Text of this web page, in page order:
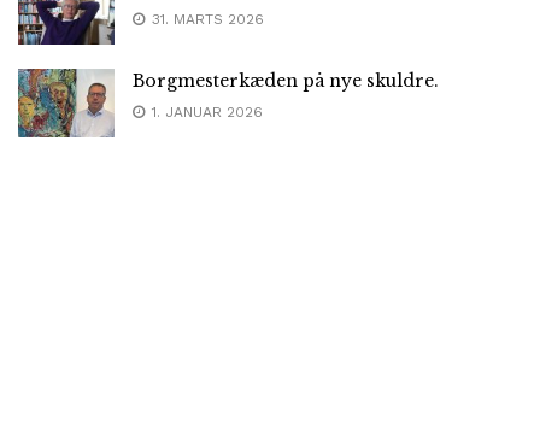
31. MARTS 2026
Borgmesterkæden på nye skuldre.
1. JANUAR 2026